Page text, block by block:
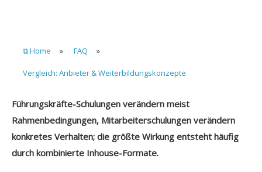
⧉ Home » FAQ »
Vergleich: Anbieter & Weiterbildungskonzepte
Führungskräfte-Schulungen verändern meist
Rahmenbedingungen, Mitarbeiterschulungen verändern
konkretes Verhalten; die größte Wirkung entsteht häufig
durch kombinierte Inhouse-Formate.